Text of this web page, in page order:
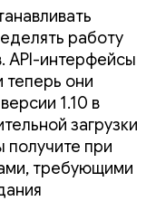
работу
API-интерфейсы
теперь они
1.10 в
загрузки
получите при
требующими